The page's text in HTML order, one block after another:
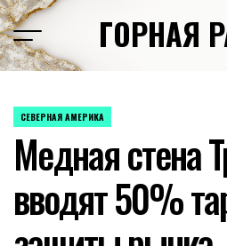
Перейти
к
содержимому
ГОРНАЯ
ОПУБЛИКОВАНО
СЕВЕРНАЯ АМЕРИКА
Медная стена
вводят 50%